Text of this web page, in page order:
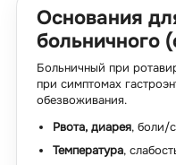
Основания
больничного
Больничный при
при симптомах
обезвоживания.
Рвота, диарея, боли/
Температура,